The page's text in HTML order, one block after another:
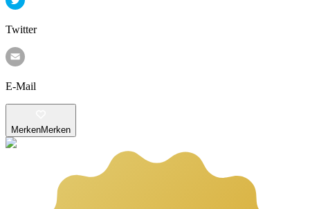
Twitter
E-Mail
MerkenMerken